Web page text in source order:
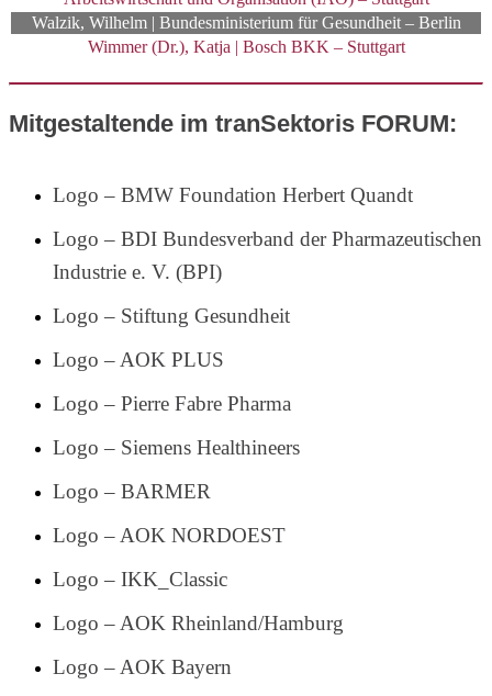
Walzik, Wilhelm | Bundesministerium für Gesundheit – Berlin
Wimmer (Dr.), Katja | Bosch BKK – Stuttgart
Mitgestaltende im tranSektoris FORUM:
Logo – BMW Foundation Herbert Quandt
Logo – BDI Bundesverband der Pharmazeutischen
Industrie e. V. (BPI)
Logo – Stiftung Gesundheit
Logo – AOK PLUS
Logo – Pierre Fabre Pharma
Logo – Siemens Healthineers
Logo – BARMER
Logo – AOK NORDOEST
Logo – IKK_Classic
Logo – AOK Rheinland/Hamburg
Logo – AOK Bayern